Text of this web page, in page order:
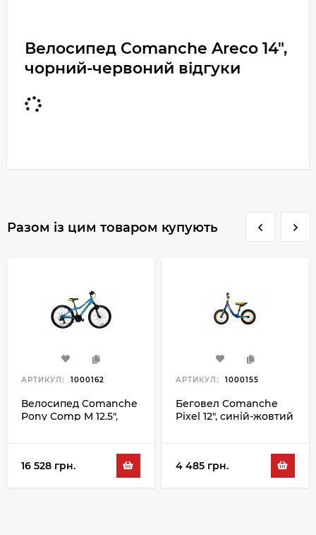
Велосипед Comanche Areco 14",
чорний-червоний відгуки
Разом із цим товаром купують
АРТИКУЛ: 1000162
Велосипед Comanche
Pony Comp M 12.5",
16 528 грн.
АРТИКУЛ: 1000155
Беговел Comanche
Pixel 12", синій-жовтий
4 485 грн.